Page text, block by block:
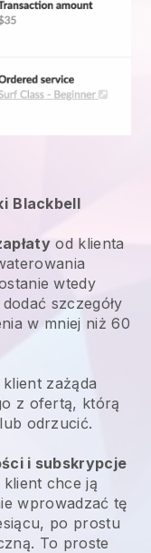
Blackbell
od klienta
wtedy
szczegóły
w mniej niż 60
zażąda
z ofertą, którą
odrzucić.
i subskrypcje
klient chce ją
wprowadzać tę
po prostu
To proste